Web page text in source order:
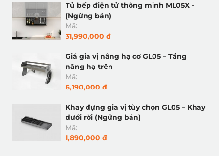
Tủ bếp điện tử thông minh ML05X -
(Ngừng bán)
Mã:
31,990,000 đ
Giá gia vị nâng hạ cơ GL05 – Tầng
nâng hạ trên
Mã:
6,190,000 đ
Khay đựng gia vị tùy chọn GL05 – Khay
dưới rời (Ngững bán)
Mã:
1,890,000 đ